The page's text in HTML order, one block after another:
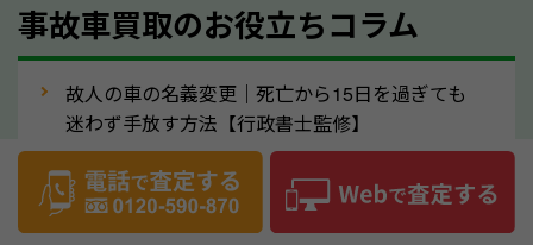
あるため、まずは滋賀県のソコカラへ車の状態につい
てお気軽にご相談ください。
⑥車の需要が高まるタイミングで売るのも
高価買取のポイント！
車を高く売るのなら、需要の高いタイミングを狙って
買取依頼をするのもポイントです。車にも需要の高い
事故車買取のお役立ちコラム
故人の車の名義変更｜死亡から15日を過ぎても
迷わず手放す方法【行政書士監修】
ハリアー買取相場【’26年8月】10年落ちを買い
叩かれずに輸出で高く売るコツ